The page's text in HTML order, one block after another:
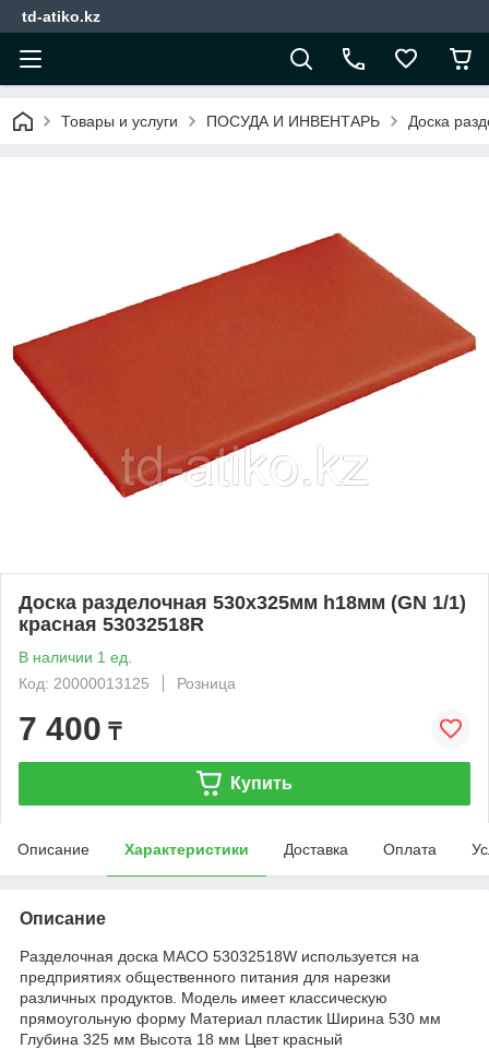
td-atiko.kz
Товары и услуги ПОСУДА И ИНВЕНТАРЬ Доска
Доска разделочная 530х325мм h18мм (GN 1/1)
красная 53032518R
В наличии 1 ед.
Код: 20000013125
Розница
7 400 ₸
Купить
Описание Характеристики Доставка Оплата
Описание
Разделочная доска MACO 53032518W используется на
предприятиях общественного питания для нарезки
различных продуктов. Модель имеет классическую
прямоугольную форму Материал пластик Ширина 530 мм
Глубина 325 мм Высота 18 мм Цвет красный